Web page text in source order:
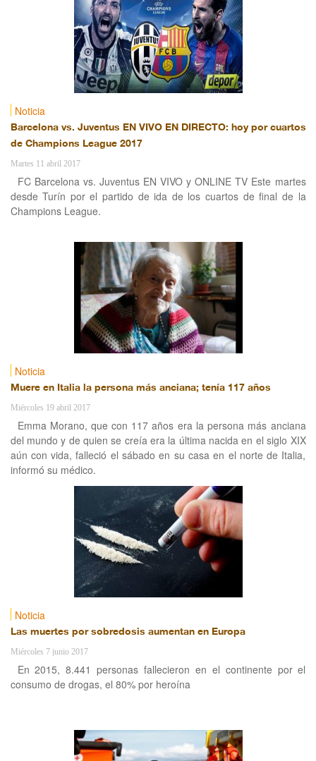
Noticia
Barcelona vs. Juventus EN VIVO EN DIRECTO: hoy por cuartos
de Champions League 2017
Martes 11 abril 2017
FC Barcelona vs. Juventus EN VIVO y ONLINE TV Este martes
desde Turín por el partido de ida de los cuartos de final de la
Champions League.
Noticia
Muere en Italia la persona más anciana; tenía 117 años
Miércoles 19 abril 2017
Emma Morano, que con 117 años era la persona más anciana
del mundo y de quien se creía era la última nacida en el siglo XIX
aún con vida, falleció el sábado en su casa en el norte de Italia,
informó su médico.
Noticia
Las muertes por sobredosis aumentan en Europa
Miércoles 7 junio 2017
En 2015, 8.441 personas fallecieron en el continente por el
consumo de drogas, el 80% por heroína